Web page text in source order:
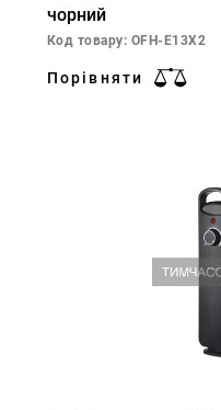
чорний
Код товару: OFH-E13X2
Порівняти